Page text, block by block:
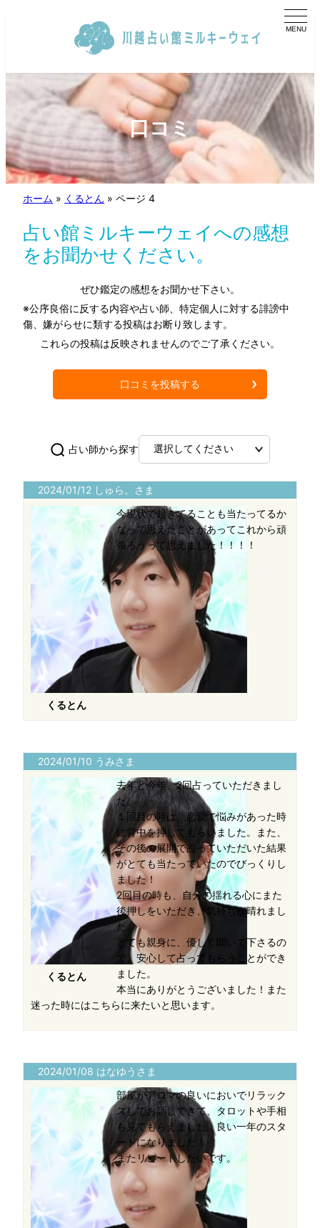
キ
口コミ
ホーム » くるとん » ページ 4
占い館ミルキーウェイへの感想
をお聞かせください。
ぜひ鑑定の感想をお聞かせ下さい。
※公序良俗に反する内容や占い師、特定個人に対する誹謗中
傷、嫌がらせに類する投稿はお断り致します。
これらの投稿は反映されませんのでご了承ください。
口コミを投稿する
占い師から探す
2024/01/12 しゅら。さま
くるとん
今現状で起きてることも当たってるか
なって思えたことがあってこれから頑
張ろうって思えました！！！！
2024/01/10 うみさま
くるとん
去年と今年、2回占っていただきまし
た。
１回目の時は、恋愛で悩みがあった時
に背中を押してもらいました。また、
その後の展開で占っていただいた結果
がとても当たっていたのでびっくりし
ました！
2回目の時も、自分の揺れる心にまた
後押しをいただき、気持ちが晴れまし
た。
とても親身に、優しく聞いて下さるの
で、安心して占ってもらうことができ
ました。
本当にありがとうございました！また
迷った時にはこちらに来たいと思います。
2024/01/08 はなゆうさま
部屋がアロマの良いにおいでリラック
スしてお話しできて、タロットや手相
も見てもらえました。良い一年のスタ
ートになりました！
またリピートしたいです。